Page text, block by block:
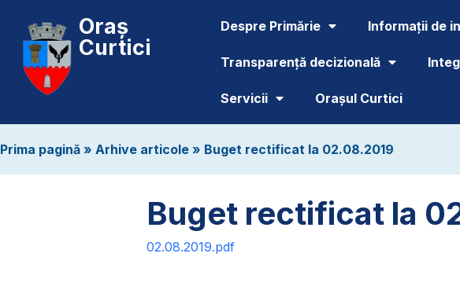
Oraș
Curtici
Despre Primărie Informații de
Transparență decizională
Servicii Orașul Curtici
Prima pagină » Arhive articole » Buget rectificat la 02.08.2019
Buget rectificat la
02.08.2019.pdf